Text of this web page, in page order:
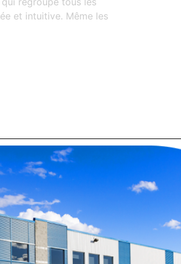
et intuitive. Même les